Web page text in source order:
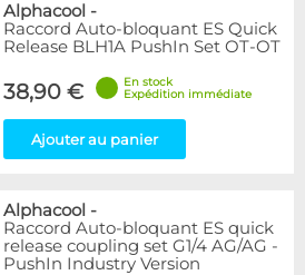
Alphacool -
Raccord Auto-bloquant ES Quick
Release BLH1A PushIn Set OT-OT
38,90 €
En stock
Expédition immédiate
Ajouter au panier
Alphacool -
Raccord Auto-bloquant ES quick
release coupling set G1/4 AG/AG -
PushIn Industry Version